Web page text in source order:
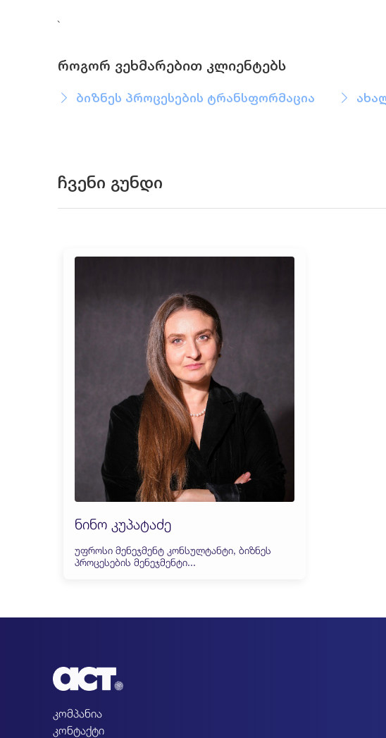
`
როგორ ვეხმარებით კლიენტებს
ბიზნეს პროცესების ტრანსფორმაცია
ჩვენი გუნდი
ნინო კუპატაძე
უფროსი მენეჯმენტ კონსულტანტი, ბიზნეს
პროცესების მენეჯმენტი...
კომპანია
კონტაქტი